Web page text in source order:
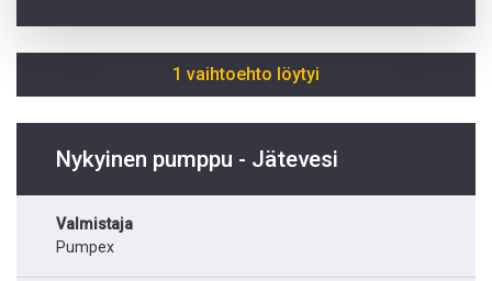
1 vaihtoehto löytyi
Nykyinen pumppu - Jätevesi
Valmistaja
Pumpex